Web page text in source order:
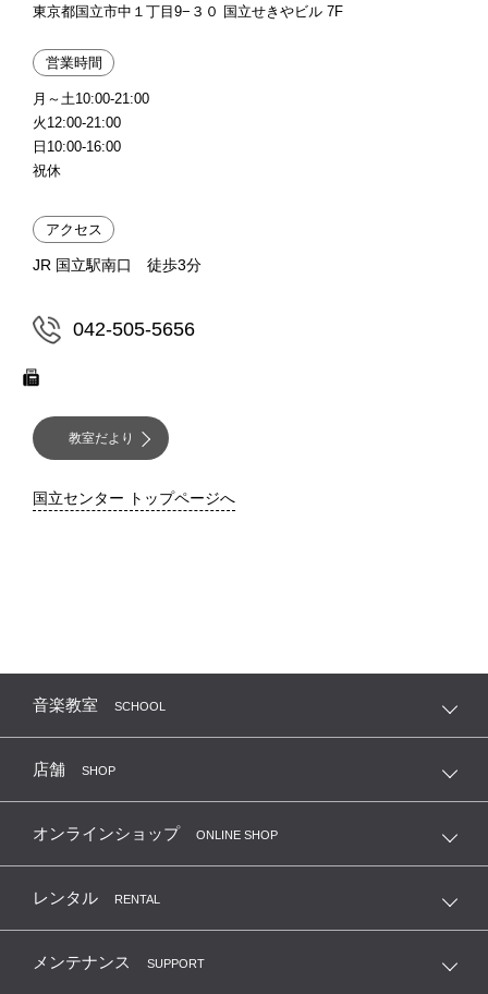
東京都国立市中１丁目9−３０ 国立せきやビル 7F
営業時間
月～土10:00-21:00
火12:00-21:00
日10:00-16:00
祝休
アクセス
JR 国立駅南口 徒歩3分
042-505-5656
教室だより
国立センター トップページへ
音楽教室 SCHOOL
店舗 SHOP
オンラインショップ ONLINE SHOP
レンタル RENTAL
メンテナンス SUPPORT